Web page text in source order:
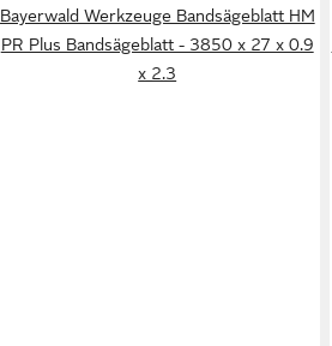
Bayerwald Werkzeuge Bandsägeblatt HM
PR Plus Bandsägeblatt - 3850 x 27 x 0.9
x 2.3